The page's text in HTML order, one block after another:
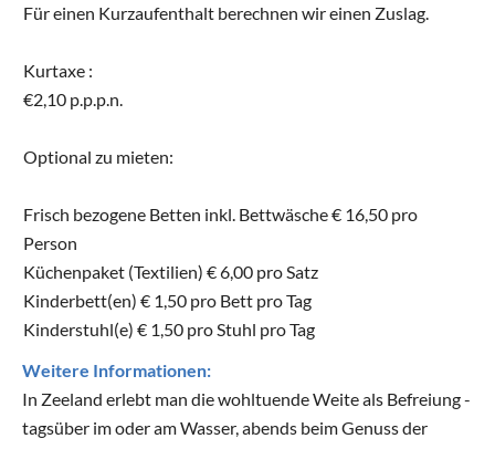
Für einen Kurzaufenthalt berechnen wir einen Zuslag.
Kurtaxe :
€2,10 p.p.p.n.
Optional zu mieten:
Frisch bezogene Betten inkl. Bettwäsche € 16,50 pro
Person
Küchenpaket (Textilien) € 6,00 pro Satz
Kinderbett(en) € 1,50 pro Bett pro Tag
Kinderstuhl(e) € 1,50 pro Stuhl pro Tag
Weitere Informationen:
In Zeeland erlebt man die wohltuende Weite als Befreiung -
tagsüber im oder am Wasser, abends beim Genuss der